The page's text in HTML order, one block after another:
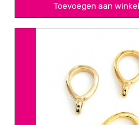
Toevoegen aan